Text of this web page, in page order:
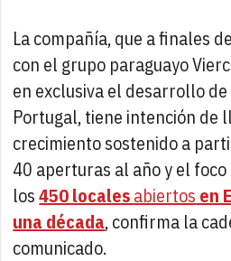
La compañía, que a finales
con el grupo paraguayo
en exclusiva el desarrollo
Portugal, tiene intención de
crecimiento sostenido a
40 aperturas al año y el
los450 localesabiertos en
una década, confirma la
comunicado.